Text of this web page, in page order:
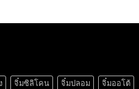
จิ๋มซิลิโคน จิ๋มปลอม จิ๋มออโต้